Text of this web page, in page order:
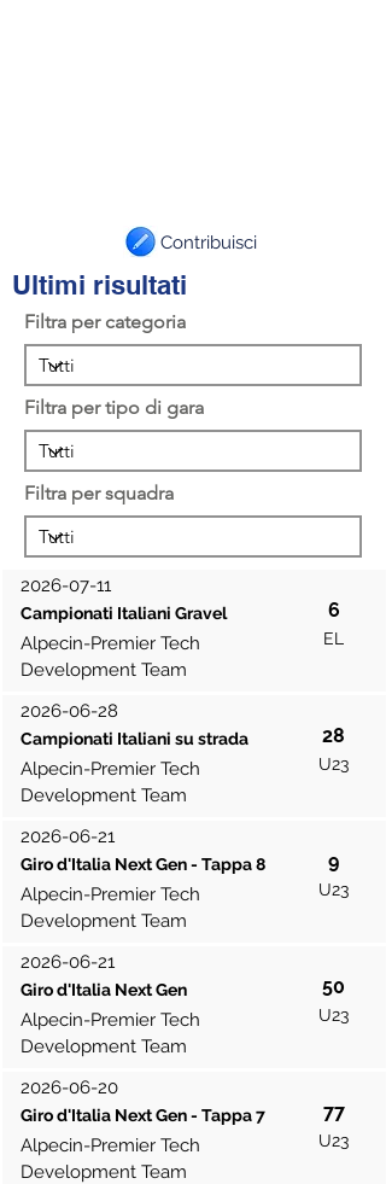
Contribuisci
Ultimi risultati
Filtra per categoria
Filtra per tipo di gara
Filtra per squadra
2026-07-11
Campionati Italiani Gravel 6
Alpecin-Premier Tech
Development Team
EL
2026-06-28
Campionati Italiani su strada 28
Alpecin-Premier Tech
Development Team
U23
2026-06-21
Giro d'Italia Next Gen - Tappa 8 9
Alpecin-Premier Tech
Development Team
U23
2026-06-21
Giro d'Italia Next Gen 50
Alpecin-Premier Tech
Development Team
U23
2026-06-20
Giro d'Italia Next Gen - Tappa 7 77
Alpecin-Premier Tech
Development Team
U23